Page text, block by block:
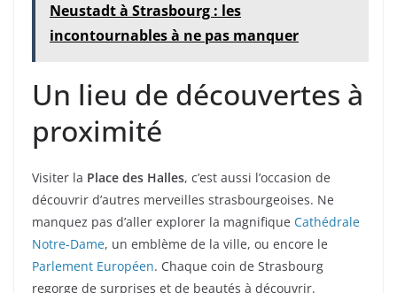
Neustadt à Strasbourg : les
incontournables à ne pas manquer
Un lieu de découvertes à
proximité
Visiter la Place des Halles, c’est aussi l’occasion de
découvrir d’autres merveilles strasbourgeoises. Ne
manquez pas d’aller explorer la magnifique Cathédrale
Notre-Dame, un emblème de la ville, ou encore le
Parlement Européen. Chaque coin de Strasbourg
regorge de surprises et de beautés à découvrir.